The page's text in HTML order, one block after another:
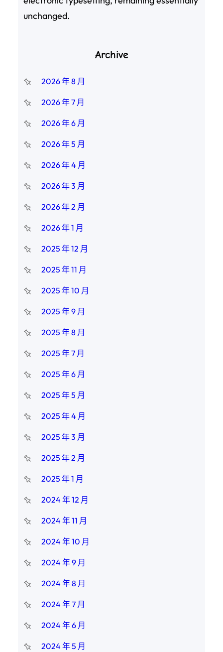
unchanged.
Archive
2026 年 8 月
2026 年 7 月
2026 年 6 月
2026 年 5 月
2026 年 4 月
2026 年 3 月
2026 年 2 月
2026 年 1 月
2025 年 12 月
2025 年 11 月
2025 年 10 月
2025 年 9 月
2025 年 8 月
2025 年 7 月
2025 年 6 月
2025 年 5 月
2025 年 4 月
2025 年 3 月
2025 年 2 月
2025 年 1 月
2024 年 12 月
2024 年 11 月
2024 年 10 月
2024 年 9 月
2024 年 8 月
2024 年 7 月
2024 年 6 月
2024 年 5 月